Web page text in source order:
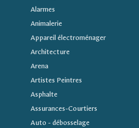
Alarmes
Animalerie
Appareil électroménager
Architecture
Arena
Artistes Peintres
Asphalte
Assurances-Courtiers
Auto - débosselage